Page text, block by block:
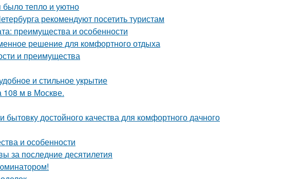
было тепло и уютно
рекомендуют посетить туристам
преимущества и особенности
решение для комфортного отдыха
и преимущества
и стильное укрытие
108 м в Москве.
бытовку достойного качества для комфортного дачного
и особенности
за последние десятилетия